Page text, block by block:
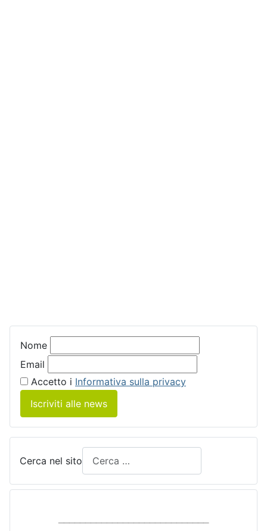
Nome
Email
Accetto i Informativa sulla privacy
Iscriviti alle news
Cerca nel sito